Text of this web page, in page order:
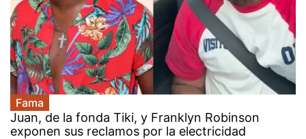
Fama
Juan, de la fonda Tiki, y Franklyn Robinson
exponen sus reclamos por la electricidad